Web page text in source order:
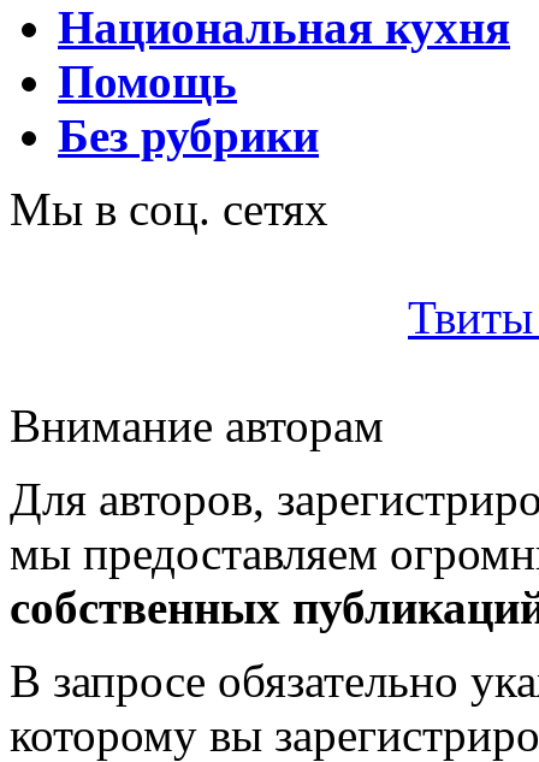
Национальная кухня
Помощь
Без рубрики
Мы в соц. сетях
Внимание авторам
Для авторов,
мы предоставляем
собственных
В запросе обязательно
которому вы